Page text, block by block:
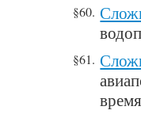
§60.
§61.